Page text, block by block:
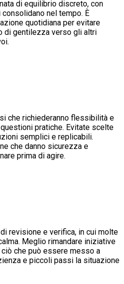
di equilibrio discreto, con
nel tempo. È
quotidiana per evitare
di gentilezza verso gli altri
che richiederanno flessibilità e
pratiche. Evitate scelte
semplici e replicabili.
che danno sicurezza e
prima di agire.
revisione e verifica, in cui molte
Meglio rimandare iniziative
che può essere messo a
e piccoli passi la situazione